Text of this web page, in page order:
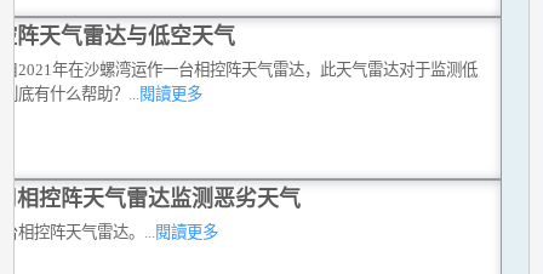
阵天气雷达与低空天气
2021年在沙螺湾运作一台相控阵天气雷达，此天气雷达对于监测低
底有什么帮助？
...閱讀更多
相控阵天气雷达监测恶劣天气
相控阵天气雷达。 ...閱讀更多